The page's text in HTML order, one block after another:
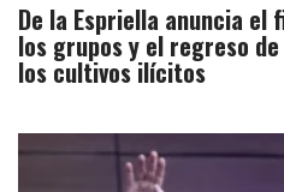
De la Espriella anuncia el
los grupos y el regreso
los cultivos ilícitos